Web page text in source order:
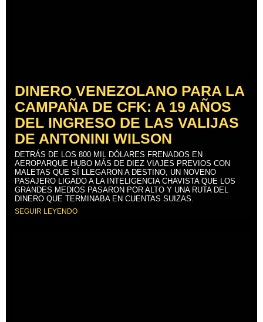
DINERO VENEZOLANO PARA LA
CAMPAÑA DE CFK: A 19 AÑOS
DEL INGRESO DE LAS VALIJAS
DE ANTONINI WILSON
DETRÁS DE LOS 800 MIL DÓLARES FRENADOS EN
AEROPARQUE HUBO MÁS DE DIEZ VIAJES PREVIOS CON
MALETAS QUE SÍ LLEGARON A DESTINO, UN NOVENO
PASAJERO LIGADO A LA INTELIGENCIA CHAVISTA QUE LOS
GRANDES MEDIOS PASARON POR ALTO Y UNA RUTA DEL
DINERO QUE TERMINABA EN CUENTAS SUIZAS.
SEGUIR LEYENDO